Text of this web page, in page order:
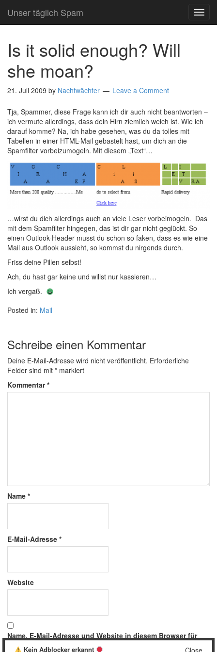
Unser täglich Spam
Is it solid enough? Will
she moan?
21. Juli 2009 by Nachtwächter Leave a Comment
Tja, Spammer, diese Frage kann ich dir auch nicht beantworten –
ich vermute allerdings, dass dein Hirn ziemlich weich ist. Wie ich
darauf komme? Na, ich habe gesehen, was du da tolles mit
Tabellen in einer HTML-Mail gebastelt hast, um dich an die
Spamfilter vorbeizumogeln. Mit diesem „Text“…
…wirst du dich allerdings auch an viele Leser vorbeimogeln. Das
mit dem Spamfilter hingegen, das ist dir gar nicht geglückt. So
einen Outlook-Header musst du schon so faken, dass es wie eine
Mail aus Outlook aussieht, so kommst du nirgends durch.
Friss deine Pillen selbst!
Ach, du hast gar keine und willst nur kassieren…
Ich vergaß.
Posted in: Mail
Schreibe einen Kommentar
Deine E-Mail-Adresse wird nicht veröffentlicht. Erforderliche
Felder sind mit * markiert
Kommentar*
Name *
E-Mail-Adresse *
Website
Name, E-Mail-Adresse und Website in diesem Browser für
meinen nächsten Kommentar speichern.
Close
Kein Adblocker erkannt